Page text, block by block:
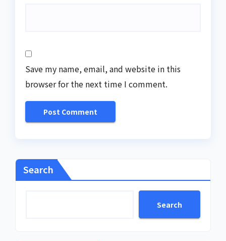
Save my name, email, and website in this
browser for the next time I comment.
Search
Search